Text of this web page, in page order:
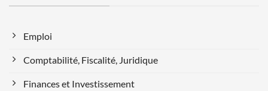
Emploi
Comptabilité, Fiscalité, Juridique
Finances et Investissement